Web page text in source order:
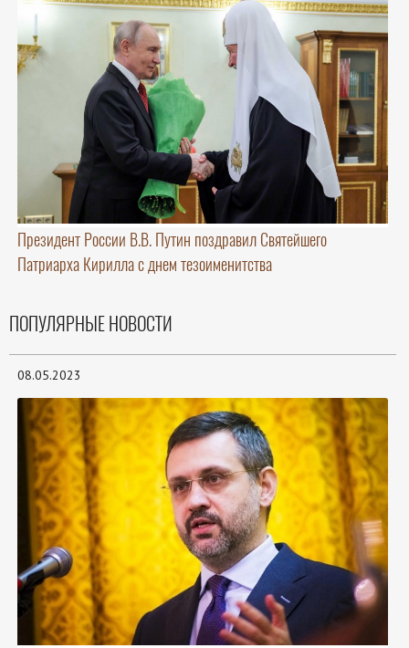
Президент России В.В. Путин поздравил Святейшего
Патриарха Кирилла с днем тезоименитства
ПОПУЛЯРНЫЕ НОВОСТИ
08.05.2023